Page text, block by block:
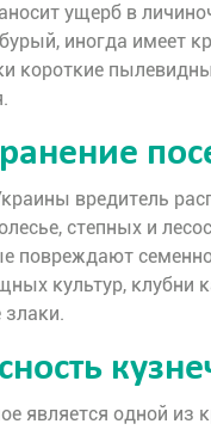
ущерб в
иногда имеет
короткие
вредитель
степных и
повреждают
культур, клубни
является одной из